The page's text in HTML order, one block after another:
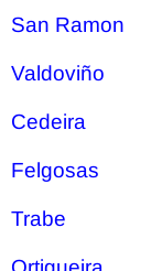
San Ramon
Valdoviño
Cedeira
Felgosas
Trabe